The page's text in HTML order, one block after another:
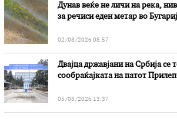
Дунав веќе не личи на река,
за речиси еден метар во
02/08/2026 08:57
Двајца државјани на Србија се
сообраќајката на патот
05/08/2026 13:37